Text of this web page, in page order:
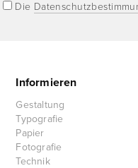
Die
Informieren
Gestaltung
Typografie
Papier
Fotografie
Technik